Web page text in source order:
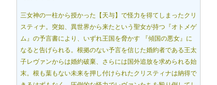
三女神の一柱から授かった【天与】で怪力を得てしまったクリ
スティナ。突如、異世界から来たという聖女が持つ『オトメゲ
ム』の予言書により、いずれ王国を脅かす 『傾国の悪女』に
なると告げられる。根拠のない予言を信じた婚約者である王太
子レヴァンからは婚約破棄、さらには国外追放を求められる始
末。根も葉もない未来を押し付けられたクリスティナは納得で